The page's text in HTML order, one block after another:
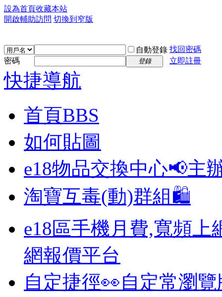
設為首頁收藏本站
開啟輔助訪問 切換到窄版
自動登錄 找回密碼
密碼
登錄 立即註冊
快捷導航
首頁BBS
如何貼圖
e18物品交換中心📢主
淘寶互毒(動)群組🛍️
e18區手機月費,寬頻上
網報價平台
自定捷徑👀自定常瀏